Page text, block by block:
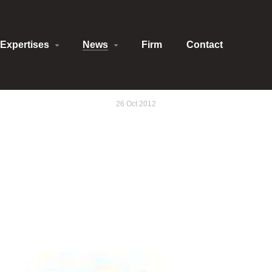
Expertises News Firm Contact
26 Oct 2012